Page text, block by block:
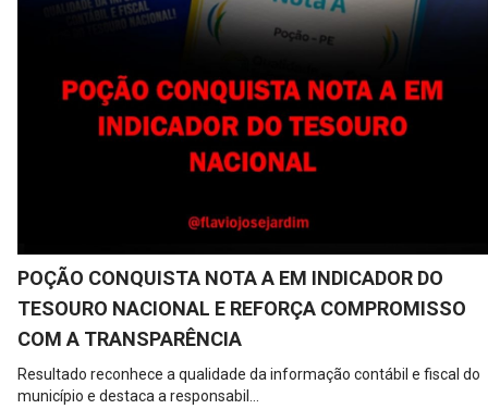
POÇÃO CONQUISTA NOTA A EM INDICADOR DO
TESOURO NACIONAL E REFORÇA COMPROMISSO
COM A TRANSPARÊNCIA
Resultado reconhece a qualidade da informação contábil e fiscal do
município e destaca a responsabil...